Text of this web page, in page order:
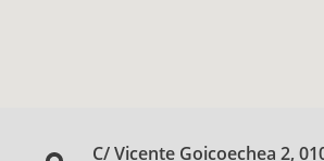
C/ Vicente Goicoechea 2,